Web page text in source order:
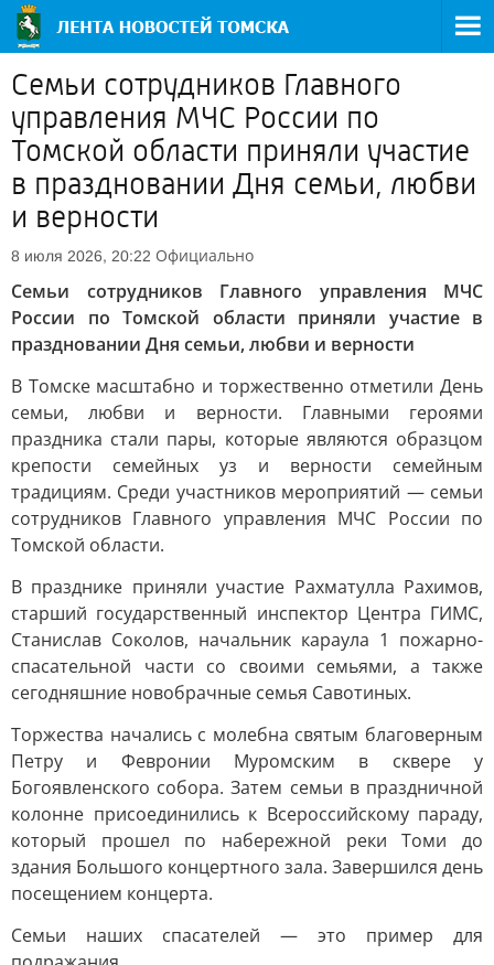
Семьи сотрудников Главного
управления МЧС России по
Томской области приняли участие
в праздновании Дня семьи, любви
и верности
8 июля 2026, 20:22 Официально
Семьи сотрудников Главного управления МЧС
России по Томской области приняли участие в
праздновании Дня семьи, любви и верности
В Томске масштабно и торжественно отметили День
семьи, любви и верности. Главными героями
праздника стали пары, которые являются образцом
крепости семейных уз и верности семейным
традициям. Среди участников мероприятий — семьи
сотрудников Главного управления МЧС России по
Томской области.
В празднике приняли участие Рахматулла Рахимов,
старший государственный инспектор Центра ГИМС,
Станислав Соколов, начальник караула 1 пожарно-
спасательной части со своими семьями, а также
сегодняшние новобрачные семья Савотиных.
Торжества начались с молебна святым благоверным
Петру и Февронии Муромским в сквере у
Богоявленского собора. Затем семьи в праздничной
колонне присоединились к Всероссийскому параду,
который прошел по набережной реки Томи до
здания Большого концертного зала. Завершился день
посещением концерта.
Семьи наших спасателей — это пример для